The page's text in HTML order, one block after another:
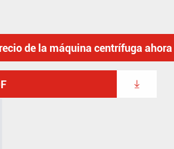
de la máquina centrífuga ahora
